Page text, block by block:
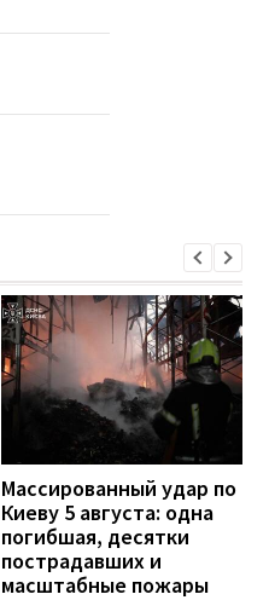
Массированный удар по
Киеву 5 августа: одна
погибшая, десятки
пострадавших и
масштабные пожары